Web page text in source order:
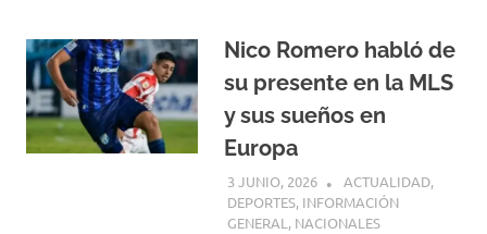
Nico Romero habló de
su presente en la MLS
y sus sueños en
Europa
3 JUNIO, 2026 H P
ACTUALIDAD,
DEPORTES, INFORMACIÓN
GENERAL, NACIONALES